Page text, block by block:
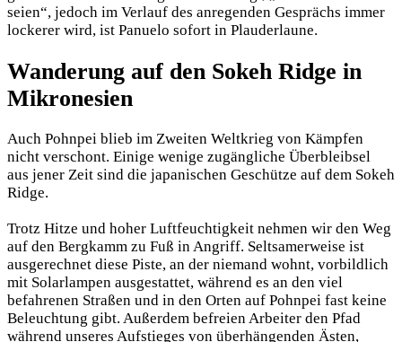
seien“, jedoch im Verlauf des anregenden Gesprächs immer
lockerer wird, ist Panuelo sofort in Plauderlaune.
Wanderung auf den Sokeh Ridge in
Mikronesien
Auch Pohnpei blieb im Zweiten Weltkrieg von Kämpfen
nicht verschont. Einige wenige zugängliche Überbleibsel
aus jener Zeit sind die japanischen Geschütze auf dem Sokeh
Ridge.
Trotz Hitze und hoher Luftfeuchtigkeit nehmen wir den Weg
auf den Bergkamm zu Fuß in Angriff. Seltsamerweise ist
ausgerechnet diese Piste, an der niemand wohnt, vorbildlich
mit Solarlampen ausgestattet, während es an den viel
befahrenen Straßen und in den Orten auf Pohnpei fast keine
Beleuchtung gibt. Außerdem befreien Arbeiter den Pfad
während unseres Aufstieges von überhängenden Ästen,